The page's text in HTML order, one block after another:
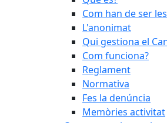
Com han de ser
L'anonimat
Qui gestiona el
Com funciona?
Reglament
Normativa
Fes la denúncia
Memòries activitat